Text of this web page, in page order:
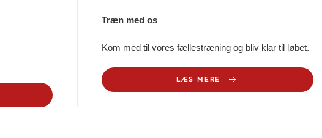
Træn med os
Kom med til vores fællestræning og bliv klar til løbet.
LÆS MERE